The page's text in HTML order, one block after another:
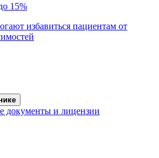
15%
избавиться пациентам от
документы и лицензии